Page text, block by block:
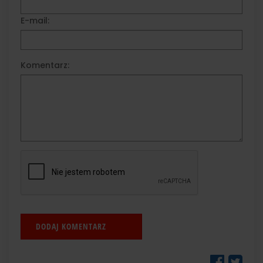
E-mail:
Komentarz: